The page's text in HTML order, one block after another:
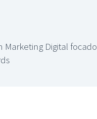
Digital focado